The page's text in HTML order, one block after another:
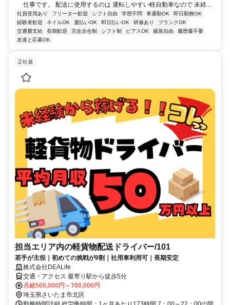
仕事です。 配送に使用するのは 運転しやすい軽自動車なので 未経...
社員登用あり フリーター歓迎 シフト自由 学歴不問 車通勤OK
即日勤務OK
経験者歓迎
ネイルOK 週払いOK 即日払いOK 研修あり
ブランクOK
交通費支給
長期歓迎 完全歩合制 シフト制 ピアスOK 服装自由
履歴書不要
友達と応募OK
正社員
担当エリア内の軽貨物配送ドライバー/101
若手が主役｜初めての挑戦が9割｜社用車利用可｜長期安定
株式会社DEALife
交通・アクセス 最寄り駅から徒歩5分
月給500,000円～700,000円
埼玉県さいたま市北区